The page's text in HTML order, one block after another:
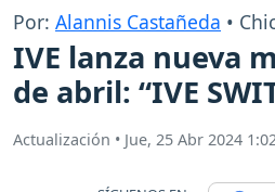
Por: Alannis Castañeda •
IVE lanza nueva
de abril: “IVE
Actualización • Jue, 25 Abr 2024